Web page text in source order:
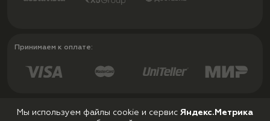
Принимаем к оплате:
Мы используем файлы cookie и сервис Яндекс.Метрика